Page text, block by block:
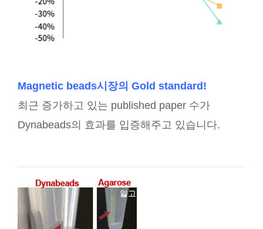
Magnetic beads시장의 Gold standard!
최근 증가하고 있는 published paper 수가
Dynabeads의 효과를 입증해주고 있습니다.